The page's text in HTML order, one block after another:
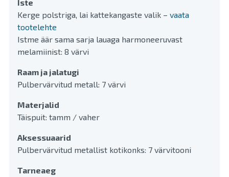
Iste
Kerge polstriga, lai kattekangaste valik – vaata
tootelehte
Istme äär sama sarja lauaga harmoneeruvast
melamiinist: 8 värvi
Raam ja jalatugi
Pulbervärvitud metall: 7 värvi
Materjalid
Täispuit: tamm / vaher
Aksessuaarid
Pulbervärvitud metallist kotikonks: 7 värvitooni
Tarneaeg